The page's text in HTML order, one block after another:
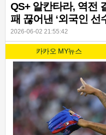
QS+ 알칸타라, 역전
패 끊어낸 ‘외국인 선
2026-06-02 21:55:42
카카오 MY뉴스